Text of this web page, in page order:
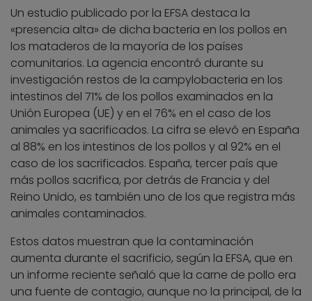
Un estudio publicado por la EFSA destaca la
«presencia alta» de dicha bacteria en los pollos en
los mataderos de la mayoría de los países
comunitarios. La agencia encontró durante su
investigación restos de la campylobacteria en los
intestinos del 71% de los pollos examinados en la
Unión Europea (UE) y en el 76% en el caso de los
animales ya sacrificados. La cifra se elevó en España
al 88% en los intestinos de los pollos y al 92% en el
caso de los sacrificados. España, tercer país que
más pollos sacrifica, por detrás de Francia y del
Reino Unido, es también uno de los que registra más
animales contaminados.
Estos datos muestran que la contaminación
aumenta durante el sacrificio, según la EFSA, que en
un informe reciente señaló que la carne de pollo era
una fuente de contagio, aunque no la principal, de la